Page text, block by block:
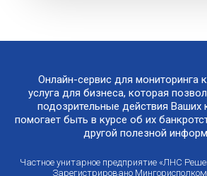
Онлайн-сервис для мониторинга
услуга для бизнеса, которая
подозрительные действия Ваших
помогает быть в курсе об их
другой полезной
Частное унитарное предприятие «ЛНС
Зарегистрировано